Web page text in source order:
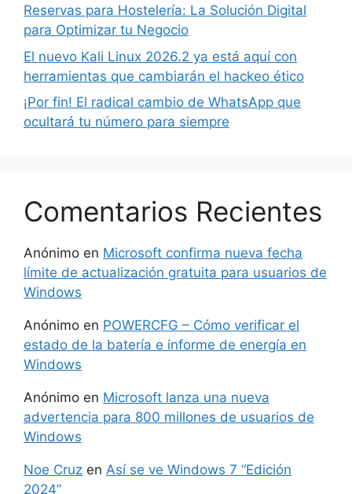
Reservas para Hostelería: La Solución Digital
para Optimizar tu Negocio
El nuevo Kali Linux 2026.2 ya está aquí con
herramientas que cambiarán el hackeo ético
¡Por fin! El radical cambio de WhatsApp que
ocultará tu número para siempre
Comentarios Recientes
Anónimo en Microsoft confirma nueva fecha
límite de actualización gratuita para usuarios de
Windows
Anónimo en POWERCFG – Cómo verificar el
estado de la batería e informe de energía en
Windows
Anónimo en Microsoft lanza una nueva
advertencia para 800 millones de usuarios de
Windows
Noe Cruz en Así se ve Windows 7 “Edición
2024”